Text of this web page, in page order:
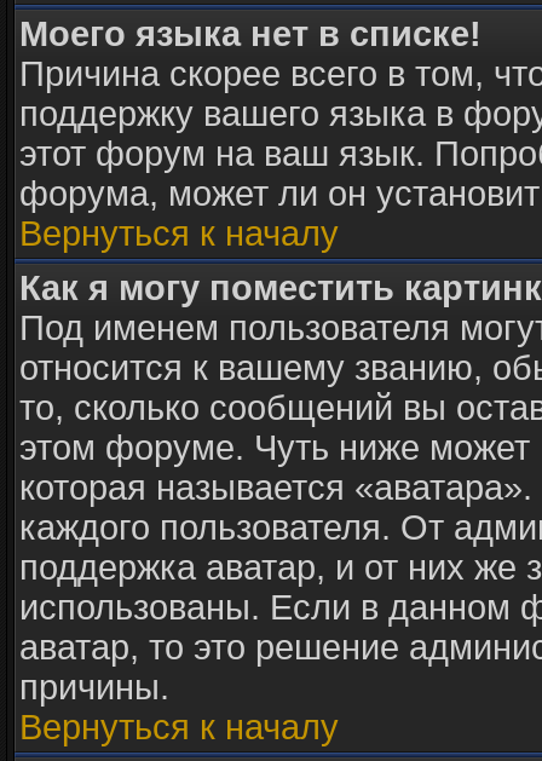
Моего языка нет в списке!
Причина скорее всего в том,
поддержку вашего языка в
этот форум на ваш язык.
форума, может ли он
Вернуться к началу
Как я могу поместить
Под именем пользователя
относится к вашему званию,
то, сколько сообщений вы
этом форуме. Чуть ниже может
которая называется
каждого пользователя. От
поддержка аватар, и от них же
использованы. Если в данном
аватар, то это решение
причины.
Вернуться к началу